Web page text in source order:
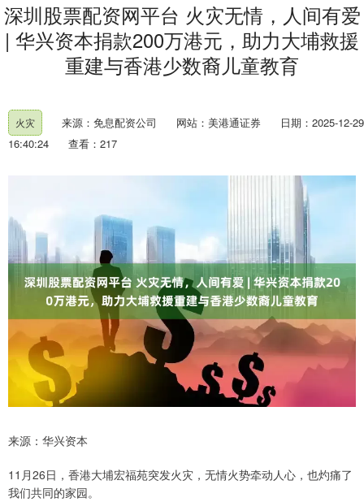
深圳股票配资网平台 火灾无情，人间有爱
| 华兴资本捐款200万港元，助力大埔救援
重建与香港少数裔儿童教育
火灾 来源：免息配资公司 网站：美港通证券
日期：2025-12-29
16:40:24
查看：217
来源：华兴资本
11月26日，香港大埔宏福苑突发火灾，无情火势牵动人心，也灼痛了
我们共同的家园。